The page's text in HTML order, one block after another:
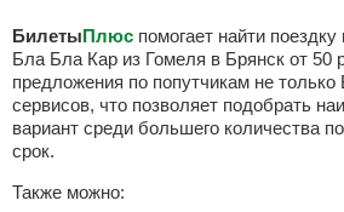
БилетыПлюс помогает найти
Бла Бла Кар из Гомеля в Брянск от 50
предложения по попутчикам не только
сервисов, что позволяет подобрать
вариант среди большего количества
срок.
Также можно: